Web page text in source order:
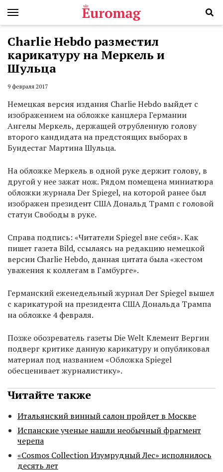
Charlie Hebdo разместил
карикатуру на Меркель и
Шульца
9 февраля 2017
Немецкая версия издания Charlie Hebdo выйдет с
изображением на обложке канцлера Германии
Ангелы Меркель, держащей отрубленную голову
второго кандидата на предстоящих выборах в
Бундестаг Мартина Шульца.
На обложке Меркель в одной руке держит голову, в
другой у нее зажат нож. Рядом помещена миниатюра
обложки журнала Der Spiegel, на которой ранее был
изображен президент США Дональд Трамп с головой
статуи Свободы в руке.
Справа подпись: «Читатели Spiegel вне себя». Как
пишет газета Bild, ссылаясь на редакцию немецкой
версии Charlie Hebdo, данная цитата была «жестом
уважения к коллегам в Гамбурге».
Германский еженедельный журнал Der Spiegel вышел
с карикатурой на президента США Дональда Трампа
на обложке 4 февраля.
Позже обозреватель газеты Die Welt Клемент Вергин
подверг критике данную карикатуру и опубликовал
материал под названием «Обложка Spiegel
обесценивает журналистику».
Читайте также
Итальянский винный салон пройдет в Москве
Испанские ученые нашли необычный фрагмент
черепа
«Cosmos Collection Изумрудный Лес» исполнилось
десять лет